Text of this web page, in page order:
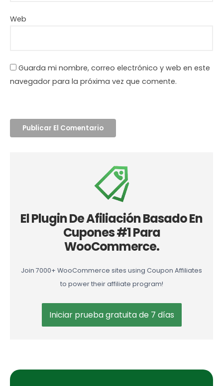
Web
Guarda mi nombre, correo electrónico y web en este
navegador para la próxima vez que comente.
El Plugin De Afiliación Basado En
Cupones #1 Para
WooCommerce.
Join 7000+ WooCommerce sites using Coupon Affiliates
to power their affiliate program!
Iniciar prueba gratuita de 7 días